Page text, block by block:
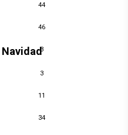
44
46
3
3
11
34